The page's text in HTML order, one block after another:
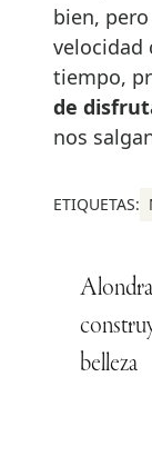
bien,
velocidad
tiempo,
de
nos
ETIQUETAS:
Alondra
belleza